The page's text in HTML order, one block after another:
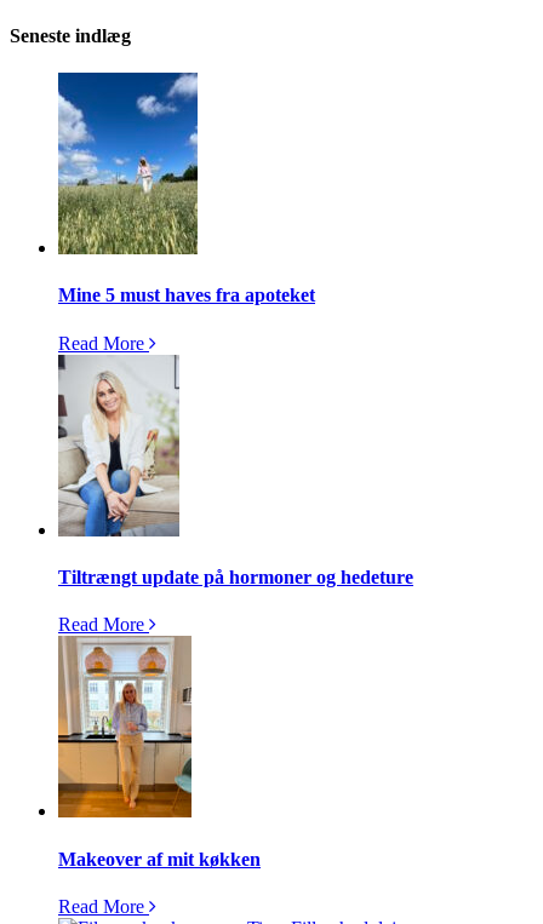
Seneste indlæg
Mine 5 must haves fra apoteket
Read More
Tiltrængt update på hormoner og hedeture
Read More
Makeover af mit køkken
Read More